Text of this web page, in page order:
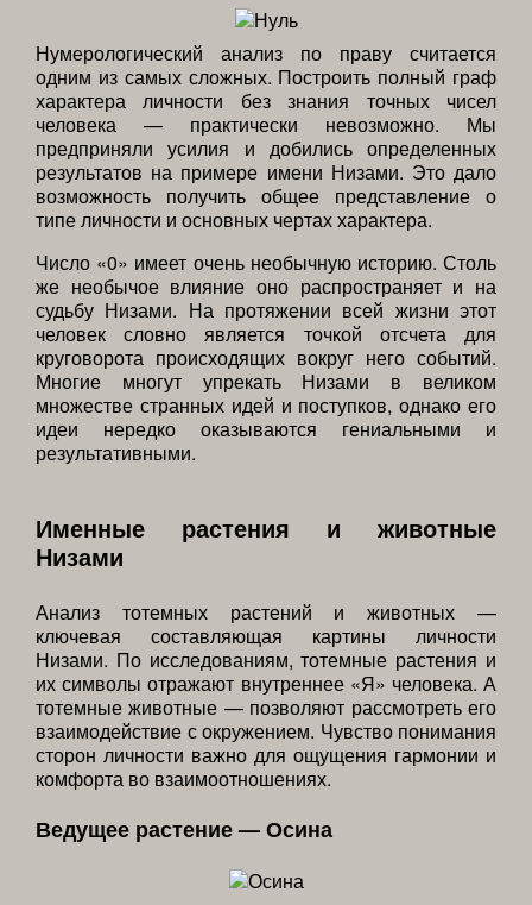
Нумерологический анализ по праву считается
одним из самых сложных. Построить полный граф
характера личности без знания точных чисел
человека — практически невозможно. Мы
предприняли усилия и добились определенных
результатов на примере имени Низами. Это дало
возможность получить общее представление о
типе личности и основных чертах характера.
Число «0» имеет очень необычную историю. Столь
же необычое влияние оно распространяет и на
судьбу Низами. На протяжении всей жизни этот
человек словно является точкой отсчета для
круговорота происходящих вокруг него событий.
Многие многут упрекать Низами в великом
множестве странных идей и поступков, однако его
идеи нередко оказываются гениальными и
результативными.
Именные растения и животные
Низами
Анализ тотемных растений и животных —
ключевая составляющая картины личности
Низами. По исследованиям, тотемные растения и
их символы отражают внутреннее «Я» человека. А
тотемные животные — позволяют рассмотреть его
взаимодействие с окружением. Чувство понимания
сторон личности важно для ощущения гармонии и
комфорта во взаимоотношениях.
Ведущее растение — Осина